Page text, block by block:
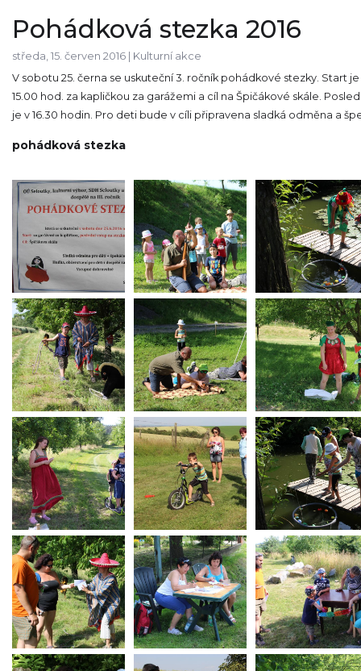
Pohádková stezka 2016
středa, 15. červen 2016 | Kulturní akce
V sobotu 25. černa se uskuteční 3. ročník pohádkové stezky. Start
15.00 hod. za kapličkou za garážemi a cíl na Špičákové skále.
je v 16.30 hodin. Pro deti bude v cíli připravena sladká odměna a
pohádková stezka